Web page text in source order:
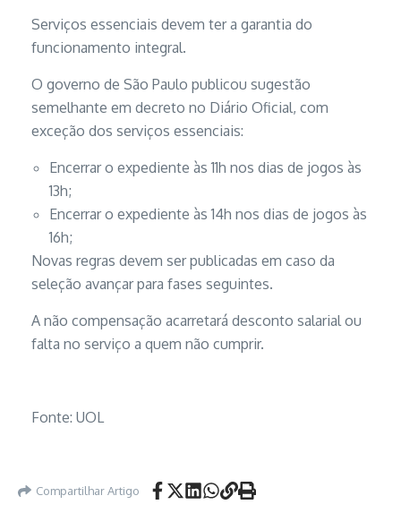
Serviços essenciais devem ter a garantia do
funcionamento integral.
O governo de São Paulo publicou sugestão
semelhante em decreto no Diário Oficial, com
exceção dos serviços essenciais:
Encerrar o expediente às 11h nos dias de jogos às
13h;
Encerrar o expediente às 14h nos dias de jogos às
16h;
Novas regras devem ser publicadas em caso da
seleção avançar para fases seguintes.
A não compensação acarretará desconto salarial ou
falta no serviço a quem não cumprir.
Fonte: UOL
Compartilhar Artigo